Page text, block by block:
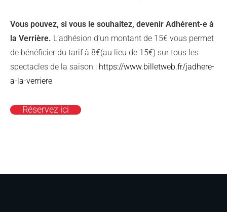
Vous pouvez, si vous le souhaitez, devenir Adhérent-e à
la Verrière. L’adhésion d’un montant de 15€ vous permet
de bénéficier du tarif à 8€(au lieu de 15€) sur tous les
spectacles de la saison : https://www.billetweb.fr/jadhere-
a-la-verriere
Réservez ici